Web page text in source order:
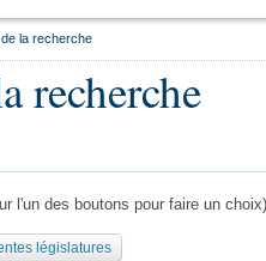
la recherche
recherche
l'un des boutons pour faire un choix)
législatures